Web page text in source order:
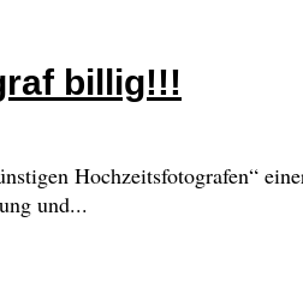
billig!!!
Hochzeitsfotografen“
und...